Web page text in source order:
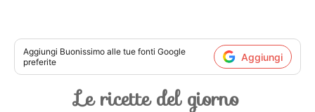
Aggiungi Buonissimo alle tue fonti Google
preferite
Aggiungi
Le ricette del giorno